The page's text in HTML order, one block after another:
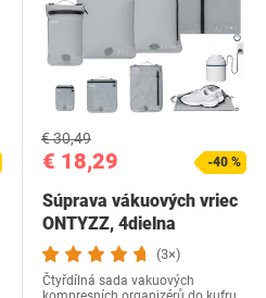
€ 18,29
€ 30,49
-40 %
Súprava vákuových vriec
ONTYZZ, 4dielna
(3×)
Čtyřdílná sada vakuových